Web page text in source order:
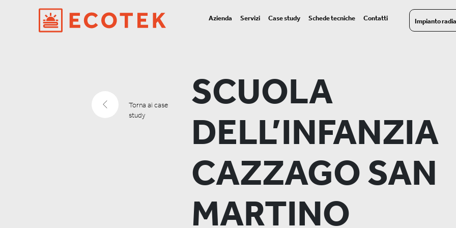
Azienda Servizi Case study Schede tecniche Contatti Impianto
Torna ai case
study
SCUOLA
DELL’INFANZIA
CAZZAGO SAN
MARTINO